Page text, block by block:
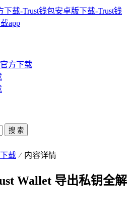
方下载
搜 索
载 内容详情
Wallet 导出私钥全解